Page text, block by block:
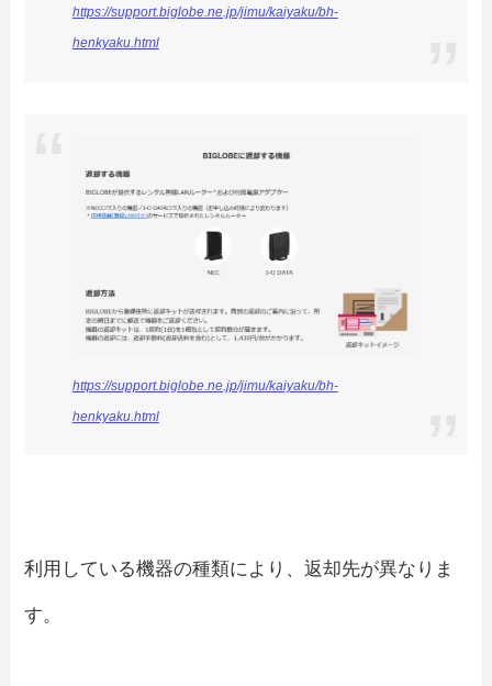
https://support.biglobe.ne.jp/jimu/kaiyaku/bh-
henkyaku.html
https://support.biglobe.ne.jp/jimu/kaiyaku/bh-
henkyaku.html
利用している機器の種類により、返却先が異なりま
す。